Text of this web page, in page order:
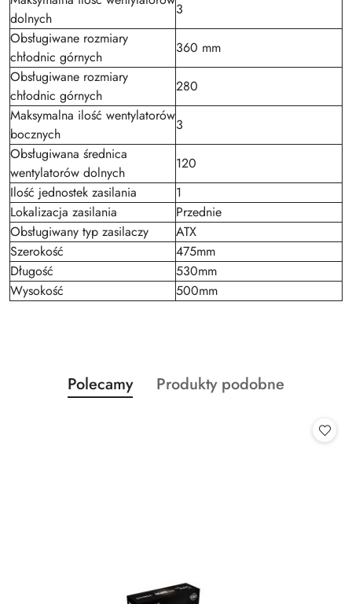
dolnych
3
Obsługiwane rozmiary
chłodnic górnych
360 mm
Obsługiwane rozmiary
chłodnic górnych
280
Maksymalna ilość wentylatorów
bocznych
3
Obsługiwana średnica
wentylatorów dolnych
120
Ilość jednostek zasilania
1
Lokalizacja zasilania
Przednie
Obsługiwany typ zasilaczy
ATX
Szerokość
475mm
Długość
530mm
Wysokość
500mm
Pomiń karuzelę produktów
Produkty
o
Polecamy
Produkty
Produkty podobne